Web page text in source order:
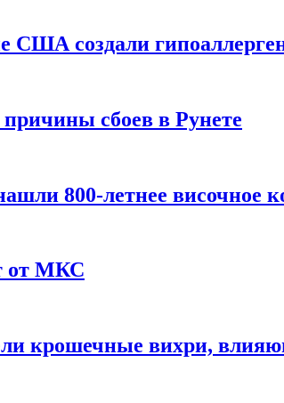
США создали
сбоев в Рунете
800-летнее височное
от МКС
крошечные вихри,